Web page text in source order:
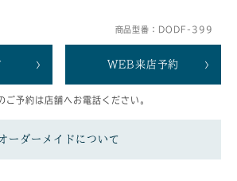
商品型番：DODF-399
WEB来店予約
ご予約は店舗へお電話ください。
ーダーメイドについて